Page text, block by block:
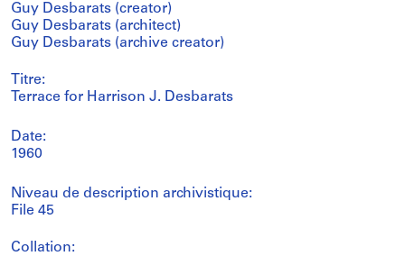
Guy Desbarats (creator)
Guy Desbarats (architect)
Guy Desbarats (archive creator)
Titre:
Terrace for Harrison J. Desbarats
Date:
1960
Niveau de description archivistique:
File 45
Collation: